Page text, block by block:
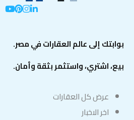
بوابتك إلى عالم العقارات في مصر.
بيع، اشتري، واستثمر بثقة وأمان.
عرض كل العقارات
اخر الاخبار